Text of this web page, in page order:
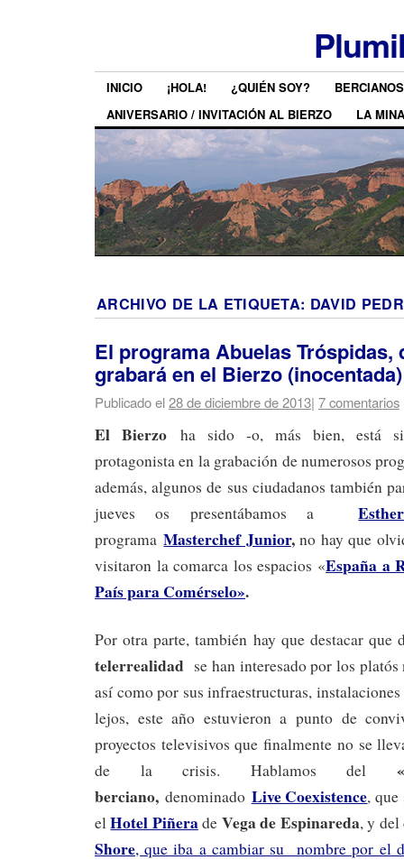
INICIO ¡HOLA! ¿QUIÉN SOY?
ANIVERSARIO / INVITACIÓN AL BIERZO
LA MINA
ARCHIVO DE LA ETIQUETA: DAVID
El programa Abuelas Tróspidas,
grabará en el Bierzo (inocentada)
Publicado el28 de diciembre de 2013| 7 comentarios
El Bierzo ha sido -o, más bien, está
protagonista en la grabación de numerosos
además, algunos de sus ciudadanos también
jueves os presentábamos aEsther
programaMasterchef Junior,no hay que
visitaron la comarca los espacios «España a
País para Comérselo».
Por otra parte, también hay que destacar que
telerrealidad se han interesado por los
así como por sus infraestructuras,
lejos, este año estuvieron a punto de
proyectos televisivos que finalmente no se
de la crisis. Hablamos del
berciano, denominado Live Coexistence, que
elHotel Piñerade Vega de Espinareda, y
Shore, que iba a cambiar su nombre por el